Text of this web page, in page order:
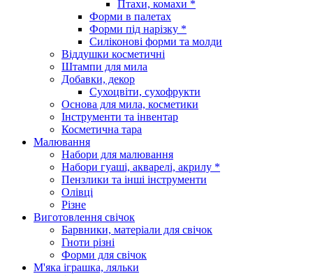
Птахи, комахи *
Форми в палетах
Форми під нарізку *
Силіконові форми та молди
Віддушки косметичні
Штампи для мила
Добавки, декор
Сухоцвіти, сухофрукти
Основа для мила, косметики
Інструменти та інвентар
Косметична тара
Малювання
Набори для малювання
Набори гуаші, акварелі, акрилу *
Пензлики та інші інструменти
Олівці
Різне
Виготовлення свічок
Барвники, матеріали для свічок
Гноти різні
Форми для свічок
М'яка іграшка, ляльки